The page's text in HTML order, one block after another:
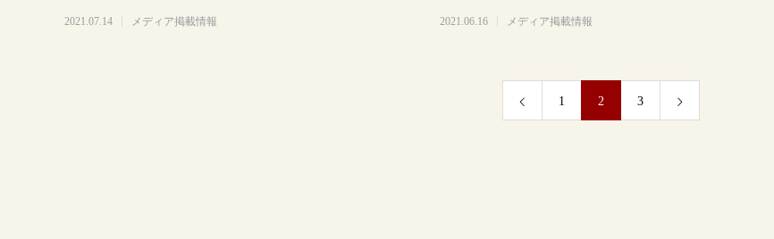
上げられました。https://www.
2021.07.14 メディア掲載情報 MUSHROOM TOKYOが取り上げられました。
2021.06.16 メディア掲載情報
1 2 3